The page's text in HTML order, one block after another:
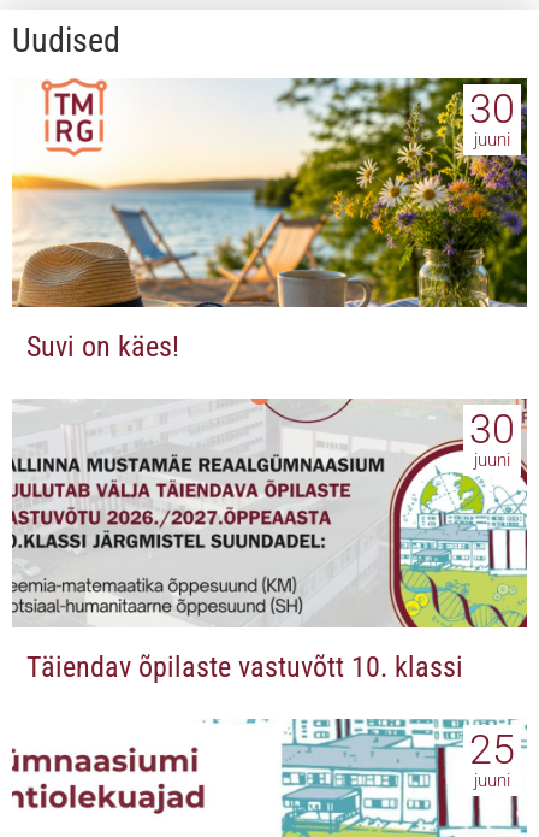
Uudised
30
juuni
Suvi on käes!
30
juuni
Täiendav õpilaste vastuvõtt 10. klassi
25
juuni